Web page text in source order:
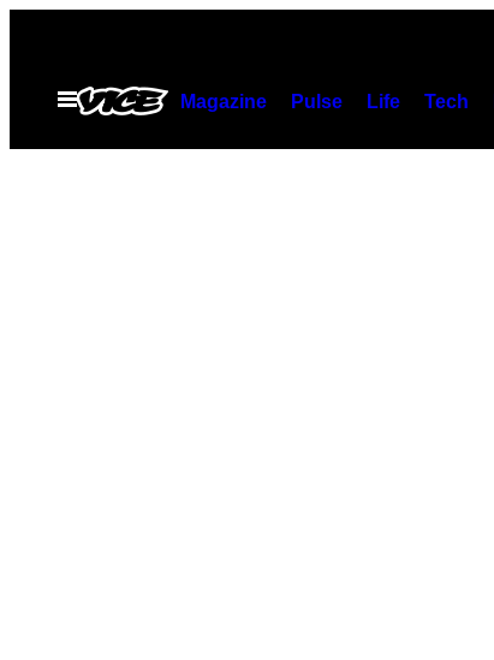
contentOpen
Menu
Magazine Pulse Life Tech